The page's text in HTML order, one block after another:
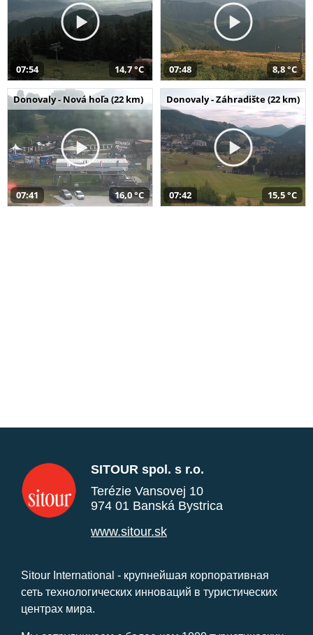
07:54 14,7 °C 07:48 8,8 °C
Donovaly - Nová hoľa (22 km)
07:41 16,0 °C
Donovaly - Záhradište (22 km)
07:42 15,5 °C
SITOUR spol. s r.o.
Terézie Vansovej 10
974 01 Banská Bystrica
www.sitour.sk
Sitour International - крупнейшая корпоративная
сеть технологических инноваций в туристических
центрах мира.